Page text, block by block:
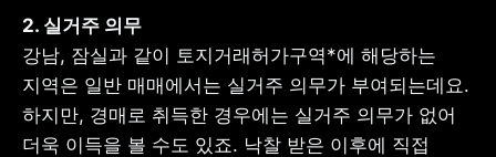
강남, 잠실과 같이 토지거래허가구역*에 해당하는
지역은 일반 매매에서는 실거주 의무가 부여되는데요.
하지만, 경매로 취득한 경우에는 실거주 의무가 없어
더욱 이득을 볼 수도 있죠. 낙찰 받은 이후에 직접